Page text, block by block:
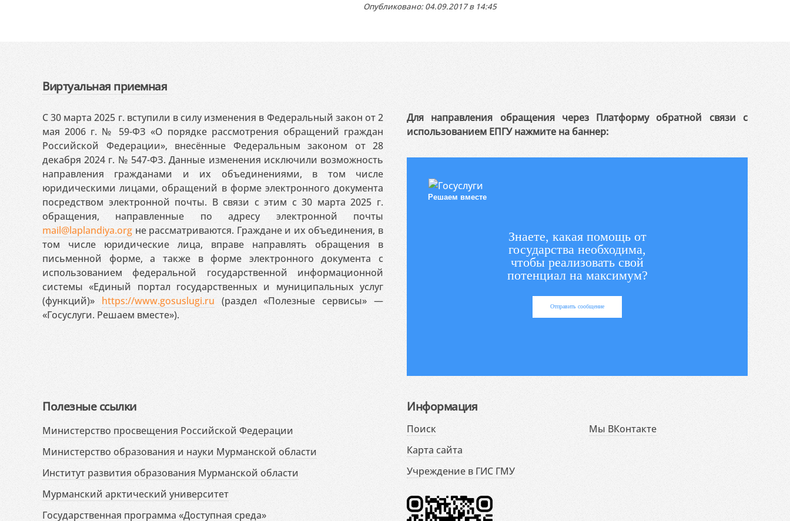
Опубликовано: 04.09.2017 в 14:45
Виртуальная приемная
С 30 марта 2025 г. вступили в силу изменения в Федеральный закон от 2
мая 2006 г. № 59-ФЗ «О порядке рассмотрения обращений граждан
Российской Федерации», внесённые Федеральным законом от 28
декабря 2024 г. № 547-ФЗ. Данные изменения исключили возможность
направления гражданами и их объединениями, в том числе
юридическими лицами, обращений в форме электронного документа
посредством электронной почты. В связи с этим с 30 марта 2025 г.
обращения, направленные по адресу электронной почты
mail@laplandiya.org не рассматриваются. Граждане и их объединения, в
том числе юридические лица, вправе направлять обращения в
письменной форме, а также в форме электронного документа с
использованием федеральной государственной информационной
системы «Единый портал государственных и муниципальных услуг
(функций)» https://www.gosuslugi.ru (раздел «Полезные сервисы» —
«Госуслуги. Решаем вместе»).
Для направления обращения через Платформу обратной связи с
использованием ЕПГУ нажмите на баннер:
Решаем вместе
Знаете, какая помощь от
государства необходима,
чтобы реализовать свой
потенциал на максимум?
Отправить сообщение
Полезные ссылки
Министерство просвещения Российской Федерации
Министерство образования и науки Мурманской области
Институт развития образования Мурманской области
Мурманский арктический университет
Государственная программа «Доступная среда»
Информация
Поиск
Карта сайта
Учреждение в ГИС ГМУ
Мы ВКонтакте